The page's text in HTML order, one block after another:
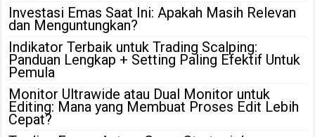
Investasi Emas Saat Ini: Apakah Masih Relevan
dan Menguntungkan?
Indikator Terbaik untuk Trading Scalping:
Panduan Lengkap + Setting Paling Efektif Untuk
Pemula
Monitor Ultrawide atau Dual Monitor untuk
Editing: Mana yang Membuat Proses Edit Lebih
Cepat?